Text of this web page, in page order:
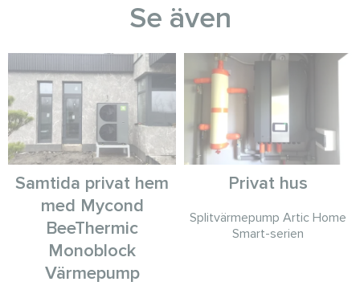
Se även
Samtida privat hem
med Mycond
BeeThermic
Monoblock
Värmepump
Privat hus
Splitvärmepump Artic Home
Smart-serien